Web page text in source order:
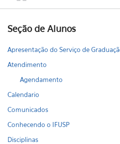
Seção de Alunos
Apresentação do Serviço de
Atendimento
Agendamento
Calendario
Comunicados
Conhecendo o IFUSP
Disciplinas